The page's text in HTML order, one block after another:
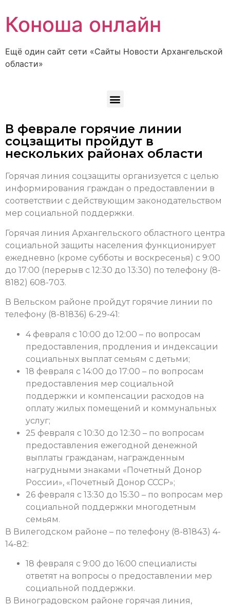
Коноша онлайн
Ещё один сайт сети «Сайты Новости Архангельской
области»
В феврале горячие линии
соцзащиты пройдут в
нескольких районах области
Горячая линия соцзащиты организуется с целью
информирования граждан о предоставлении в
соответствии с действующим законодательством
мер социальной поддержки.
Горячая линия Архангельского областного центра
социальной защиты населения функционирует
ежедневно (кроме субботы и воскресенья) с 9:00
до 17:00 (перерыв с 12:30 до 13:30) по телефону (8-
8182) 608-703.
В Вельском районе пройдут горячие линии по
телефону (8-81836) 6-29-41:
4 февраля с 10:00 до 12:00 – по вопросам
предоставления, продления и индексации
социальных выплат семьям с детьми;
18 февраля с 14:00 до 17:00 – по вопросам
предоставления мер социальной
поддержки и компенсации расходов на
оплату жилых помещений и коммунальных
услуг;
25 февраля с 10:30 до 12:30 – по вопросам
предоставления ежегодной денежной
выплаты гражданам, награжденным
нагрудными знаками «Почетный Донор
России», «Почетный Донор СССР»;
26 февраля с 13:30 до 15:30 – по вопросам мер
социальной поддержки многодетным
семьям.
В Вилегодском районе – по телефону (8-81843) 4-
14-82:
18 февраля с 9:00 до 16:00 специалисты
ответят на вопросы о предоставлении мер
социальной поддержки.
В Виноградовском районе горячая линия,